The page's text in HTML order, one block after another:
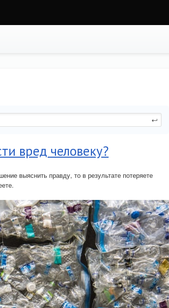
вред человеку?
выяснить правду, то в результате потеряете